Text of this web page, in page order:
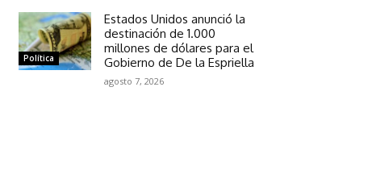
Política
Estados Unidos anunció la
destinación de 1.000
millones de dólares para el
Gobierno de De la Espriella
agosto 7, 2026